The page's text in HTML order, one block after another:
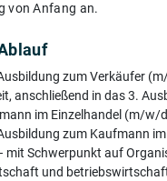
von Anfang an.
zum Verkäufer
anschließend in das 3.
im Einzelhandel (m/w/
zum Kaufmann im
Schwerpunkt auf
und